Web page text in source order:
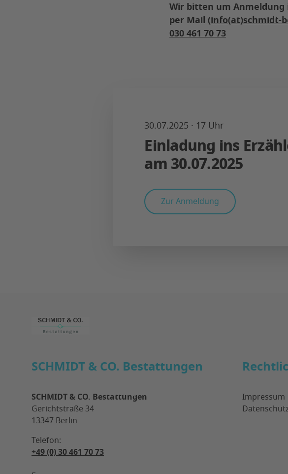
Wir bitten um Anmeldung
per Mail (info(at)schmidt-
030 461 70 73
30.07.2025 · 17 Uhr
Einladung ins
am 30.07.2025
Zur Anmeldung
Footer
SCHMIDT & CO. Bestattungen
SCHMIDT & CO. Bestattungen
Gerichtstraße 34
13347 Berlin
Telefon:
+49 (0) 30 461 70 73
Impressum